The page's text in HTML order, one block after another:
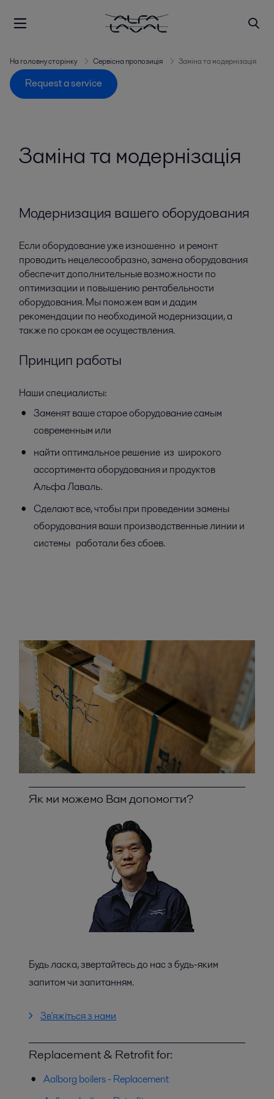
На головну сторінку Сервісна пропозиція Заміна та модернізація
Request a service
Заміна та модернізація
Модернизация вашего оборудования
Если оборудование уже изношенно и ремонт
проводить нецелесообразно, замена оборудования
обеспечит дополнительные возможности по
оптимизации и повышению рентабельности
оборудования. Мы поможем вам и дадим
рекомендации по необходимой модернизации, а
также по срокам ее осуществления.
Принцип работы
Наши специалисты:
Заменят ваше старое оборудование самым
современным или
найти оптимальное решение из широкого
ассортимента оборудования и продуктов
Альфа Лаваль.
Сделают все, чтобы при проведении замены
оборудования ваши производственные линии и
системы работали без сбоев.
Як ми можемо Вам допомогти?
Будь ласка, звертайтесь до нас з будь-яким
запитом чи запитанням.
Зв'яжіться з нами
Replacement & Retrofit for:
Aalborg boilers - Replacement